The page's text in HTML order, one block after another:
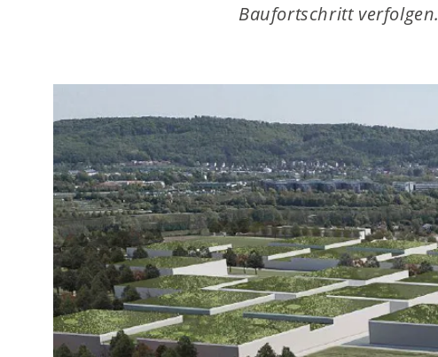
Baufortschritt verfolgen.